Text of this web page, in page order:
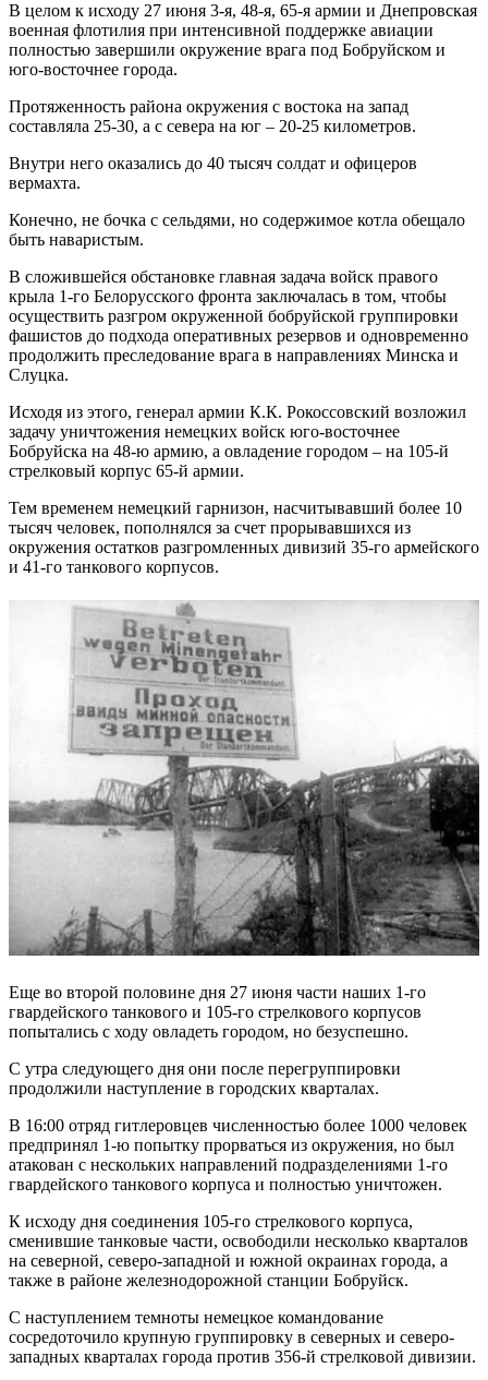
В целом к исходу 27 июня 3-я, 48-я, 65-я армии и ­Днепровская
военная флотилия при интенсивной поддержке авиации
полностью завершили окружение врага под Бобруйском и
юго-восточнее города.
Протяженность района окружения с востока на запад
составляла 25-30, а с севера на юг – 20-25 километров.
Внутри него оказались до 40 тысяч солдат и офицеров
вермахта.
Конечно, не бочка с сельдями, но содержимое котла обещало
быть наваристым.
В сложившейся обстановке главная задача войск правого
крыла 1-го Белорусского фронта заключалась в том, чтобы
осуществить разгром окруженной бобруйской группировки
фашистов до подхода оперативных резервов и одновременно
продолжить преследование врага в направлениях Минска и
Слуцка.
Исходя из этого, генерал армии К.К. Рокоссовский возложил
задачу уничтожения немецких войск юго-восточнее
Бобруйска на 48-ю армию, а овладение городом – на 105-й
стрелковый корпус 65-й армии.
Тем временем немецкий гарнизон, насчитывавший более 10
тысяч человек, пополнялся за счет прорывавшихся из
окружения остатков разгромленных дивизий 35-го армейского
и 41-го танкового корпусов.
Еще во второй половине дня 27 июня части наших 1-го
гвардейского танкового и 105-го стрелкового корпусов
попытались с ходу овладеть городом, но безуспешно.
С утра следующего дня они после перегруппировки
продолжили наступление в городских кварталах.
В 16:00 отряд гитлеровцев численностью более 1000 человек
предпринял 1-ю попытку прорваться из окружения, но был
атакован с нескольких направлений подразделениями 1-го
гвардейского танкового корпуса и полностью уничтожен.
К исходу дня соединения 105-го стрелкового корпуса,
сменившие танковые части, освободили несколько кварталов
на северной, северо-западной и южной окраинах города, а
также в районе железнодорожной станции Бобруйск.
С наступлением темноты немецкое командование
сосредоточило крупную группировку в северных и ­северо-
западных кварталах города против 356-й стрелковой дивизии.